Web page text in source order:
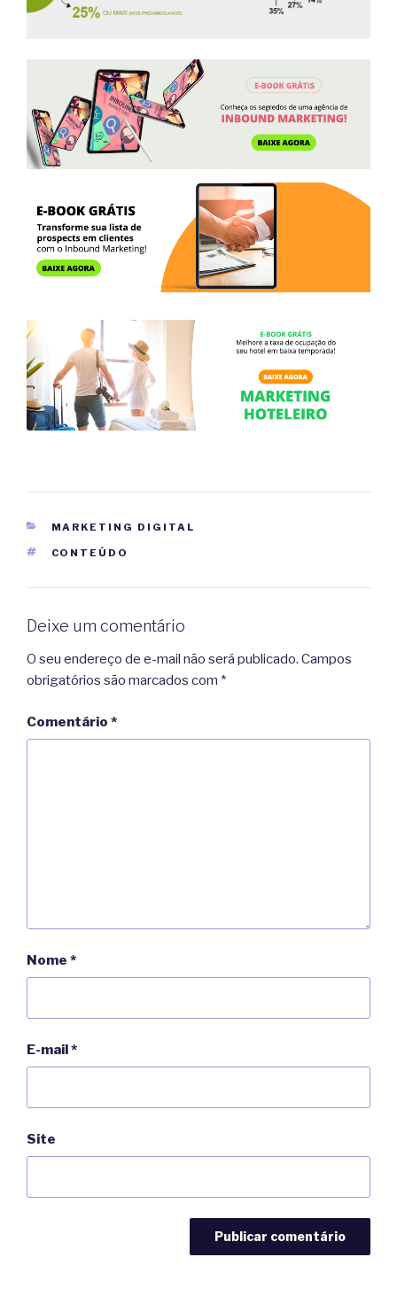
CATEGORIAS
MARKETING DIGITAL
TAGS
CONTEÚDO
Deixe um comentário
O seu endereço de e-mail não será publicado. Campos
obrigatórios são marcados com *
Comentário *
Nome *
E-mail*
Site